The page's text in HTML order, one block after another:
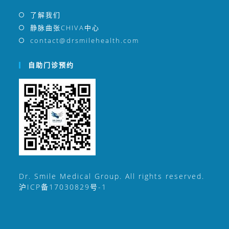
了解我们
静脉曲张CHIVA中心
contact@drsmilehealth.com
自助门诊预约
Dr. Smile Medical Group. All rights reserved.
沪ICP备17030829号-1